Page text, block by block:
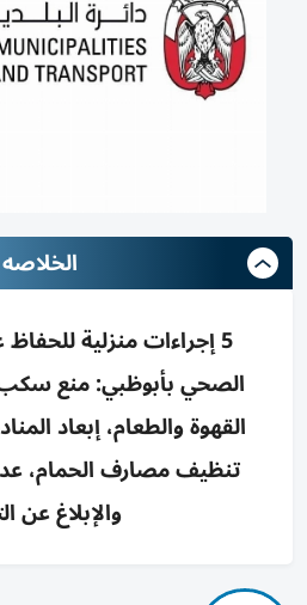
الخلاصه
5 إجراءات منزلية
الصحي بأبوظبي: منع سكب
القهوة والطعام، إبعاد
تنظيف مصارف الحمام،
والإبلاغ عن